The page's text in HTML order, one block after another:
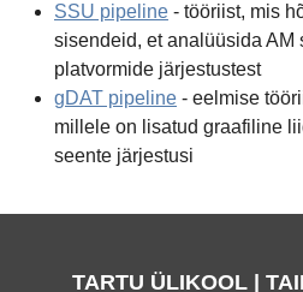
SSU pipeline - tööriist, mis
sisendeid, et analüüsida AM
platvormide järjestustest
gDAT pipeline - eelmise
millele on lisatud graafiline
seente järjestusi
TARTU ÜLIKOOL |